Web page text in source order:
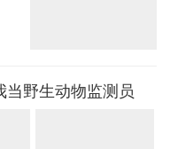
当野生动物监测员